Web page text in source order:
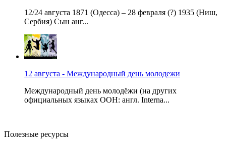
12/24 августа 1871 (Одесса) – 28 февраля (?) 1935 (Ниш,
Сербия) Сын анг...
12 августа - Международный день молодежи
Международный день молодёжи (на других
официальных языках ООН: англ. Interna...
Полезные ресурсы